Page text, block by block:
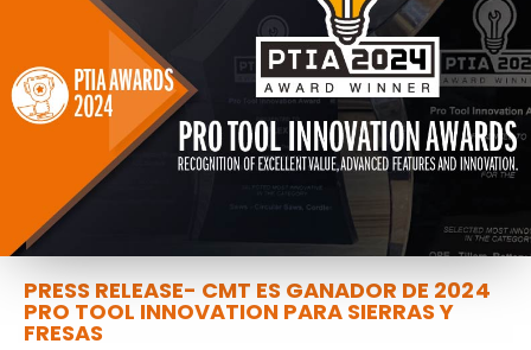
PRESS RELEASE- CMT ES GANADOR DE 2024
PRO TOOL INNOVATION PARA SIERRAS Y
FRESAS